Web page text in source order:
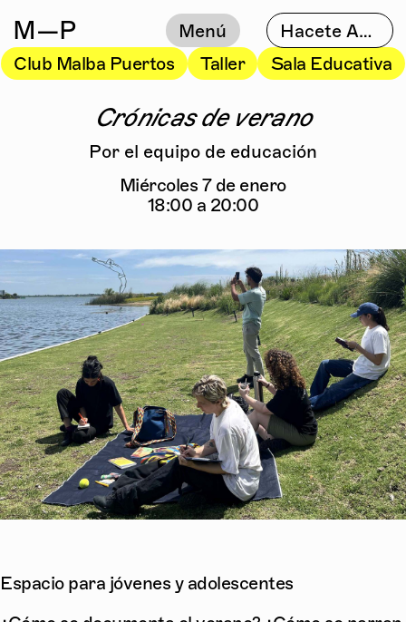
M—P Menú
Hacete Amigo
Club Malba Puertos
Taller Sala Educativa
Crónicas de verano
Por el equipo de educación
Miércoles 7 de enero
18:00 a 20:00
Espacio para jóvenes y adolescentes